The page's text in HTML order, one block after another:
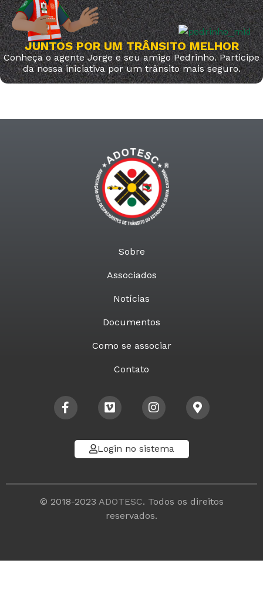
JUNTOS POR UM TRÂNSITO MELHOR
Conheça o agente Jorge e seu amigo Pedrinho. Participe
da nossa iniciativa por um trânsito mais seguro.
Sobre
Associados
Notícias
Documentos
Como se associar
Contato
Login no sistema
© 2018-2023 ADOTESC. Todos os direitos
reservados.